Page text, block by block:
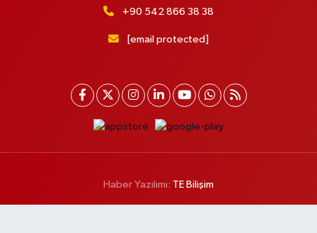
+90 542 866 38 38
[email protected]
Haber Yazılımı: TE Bilişim